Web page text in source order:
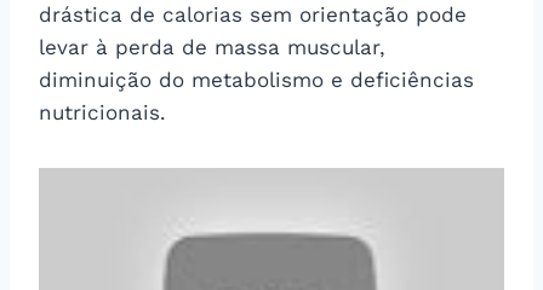
drástica de calorias sem orientação pode
levar à perda de massa muscular,
diminuição do metabolismo e deficiências
nutricionais.